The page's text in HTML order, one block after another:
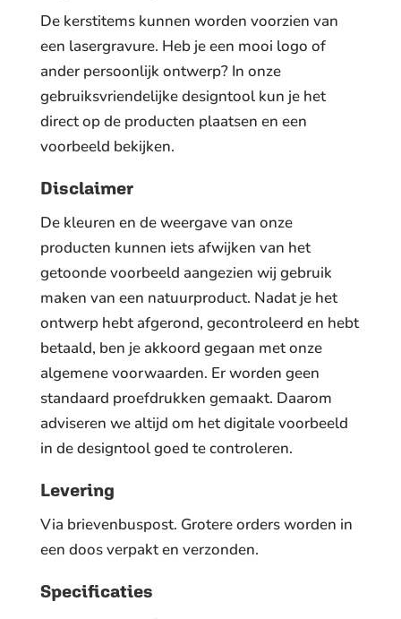
De kerstitems kunnen worden voorzien van
een lasergravure. Heb je een mooi logo of
ander persoonlijk ontwerp? In onze
gebruiksvriendelijke designtool kun je het
direct op de producten plaatsen en een
voorbeeld bekijken.
Disclaimer
De kleuren en de weergave van onze
producten kunnen iets afwijken van het
getoonde voorbeeld aangezien wij gebruik
maken van een natuurproduct. Nadat je het
ontwerp hebt afgerond, gecontroleerd en hebt
betaald, ben je akkoord gegaan met onze
algemene voorwaarden. Er worden geen
standaard proefdrukken gemaakt. Daarom
adviseren we altijd om het digitale voorbeeld
in de designtool goed te controleren.
Levering
Via brievenbuspost. Grotere orders worden in
een doos verpakt en verzonden.
Specificaties